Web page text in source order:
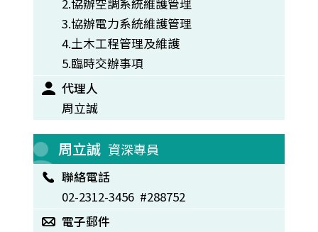
2.協辦空調系統維護管理
3.協辦電力系統維護管理
4.土木工程管理及維護
5.臨時交辦事項
代理人
周立誠
周立誠 資深專員
聯絡電話
02-2312-3456 #288752
電子郵件